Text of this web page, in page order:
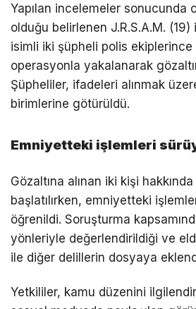
Yapılan incelemeler sonucunda
olduğu belirlenen J.R.S.A.M. (19)
isimli iki şüpheli polis ekiplerince
operasyonla yakalanarak
Şüpheliler, ifadeleri alınmak
birimlerine götürüldü.
Emniyetteki işlemleri
Gözaltına alınan iki kişi
başlatılırken, emniyetteki
öğrenildi. Soruşturma
yönleriyle değerlendirildiği ve
ile diğer delillerin dosyaya
Yetkililer, kamu düzenini